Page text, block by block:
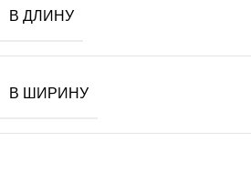
В ДЛИНУ
В ШИРИНУ